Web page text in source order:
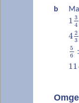
b
1 3
4
4 2
3
5
6
:
11